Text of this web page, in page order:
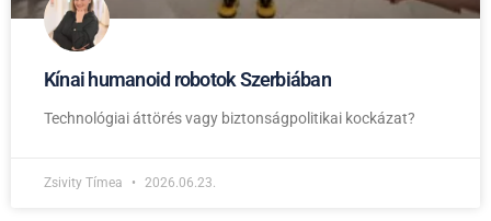
Kínai humanoid robotok Szerbiában
Technológiai áttörés vagy biztonságpolitikai kockázat?
Zsivity Tímea 2026.06.23.